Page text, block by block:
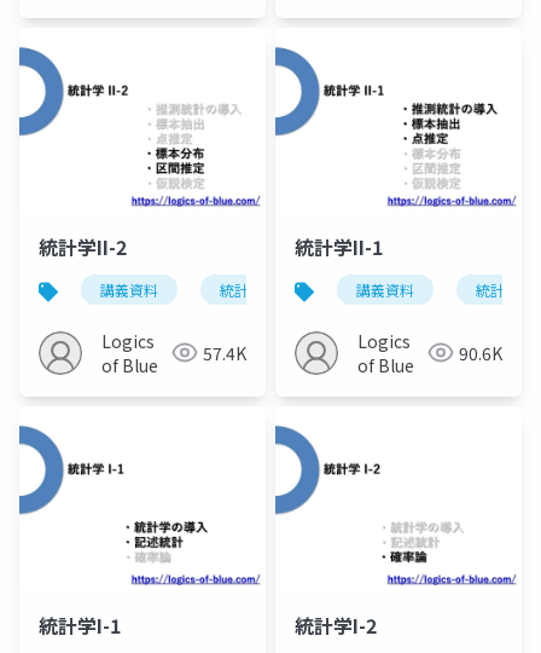
統計学II-2
講義資料 統計学
Logics
of Blue
57.4K
統計学II-1
講義資料 統計学
Logics
of Blue
90.6K
統計学I-1 統計学I-2